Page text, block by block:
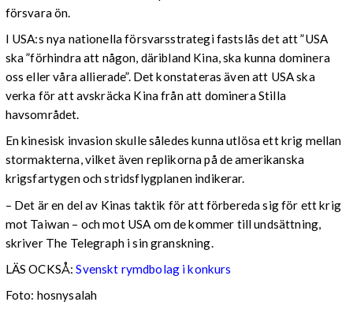
försvara ön.
I USA:s nya nationella försvarsstrategi fastslås det att ”USA
ska ”förhindra att någon, däribland Kina, ska kunna dominera
oss eller våra allierade”. Det konstateras även att USA ska
verka för att avskräcka Kina från att dominera Stilla
havsområdet.
En kinesisk invasion skulle således kunna utlösa ett krig mellan
stormakterna, vilket även replikorna på de amerikanska
krigsfartygen och stridsflygplanen indikerar.
– Det är en del av Kinas taktik för att förbereda sig för ett krig
mot Taiwan – och mot USA om de kommer till undsättning,
skriver The Telegraph i sin granskning.
LÄS OCKSÅ: Svenskt rymdbolag i konkurs
Foto: hosnysalah